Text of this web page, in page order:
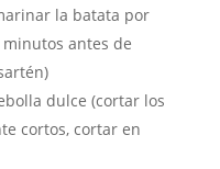
la batata por
antes de
dulce (cortar los
cortos, cortar en